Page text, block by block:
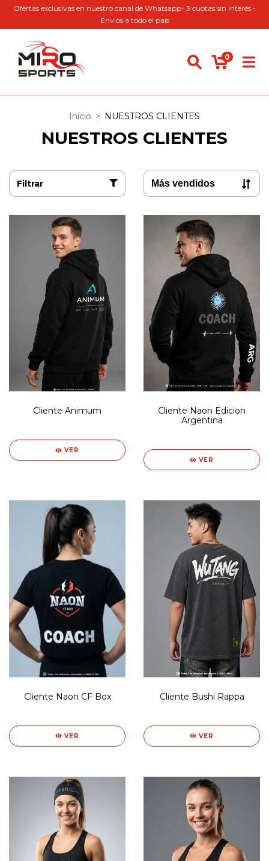
Ofertas exclusivas en nuestro canal de Whatsapp- 3 cuotas sin interés -
Envios a todo el pais
0
Inicio > NUESTROS CLIENTES
NUESTROS CLIENTES
Filtrar
Cliente Animum
VER
Cliente Naon Edicion
Argentina
VER
Cliente Naon CF Box
VER
Cliente Bushi Rappa
VER